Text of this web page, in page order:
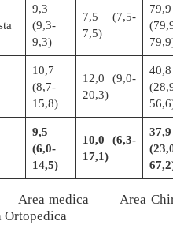
9,3
(9,3-
9,3)
7,5 (7,5-
7,5)
79,9
10,7
(8,7-
15,8)
12,0 (9,0-
20,3)
40,8
9,5
(6,0-
14,5)
10,0 (6,3-
17,1)
37,9
Area
Ortopedica